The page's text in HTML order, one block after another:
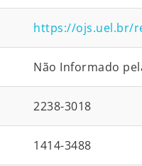
https://ojs.uel.br/
Não Informado
2238-3018
1414-3488